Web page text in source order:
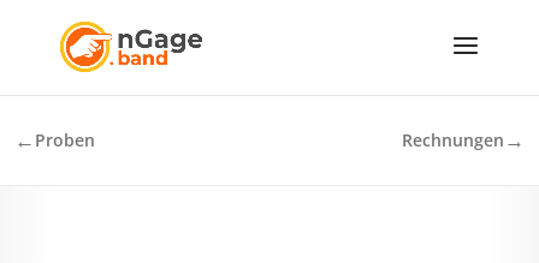
← Proben Rechnungen →